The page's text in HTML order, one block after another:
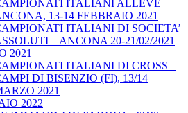
ITALIANI ALLEVE
13-14 FEBBRAIO 2021
ITALIANI DI SOCIETA’
– ANCONA 20-21/02/2021
2021
ITALIANI DI CROSS –
DI BISENZIO (FI), 13/14
2021
2022